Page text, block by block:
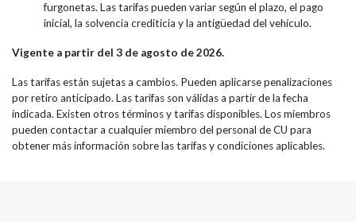
furgonetas. Las tarifas pueden variar según el plazo, el pago
inicial, la solvencia crediticia y la antigüedad del vehículo.
Vigente a partir del 3 de agosto de 2026.
Las tarifas están sujetas a cambios. Pueden aplicarse penalizaciones
por retiro anticipado. Las tarifas son válidas a partir de la fecha
indicada. Existen otros términos y tarifas disponibles. Los miembros
pueden contactar a cualquier miembro del personal de CU para
obtener más información sobre las tarifas y condiciones aplicables.